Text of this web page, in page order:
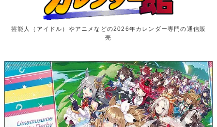
芸能人（アイドル）やアニメなどの2026年カレンダー専門の通信販
売